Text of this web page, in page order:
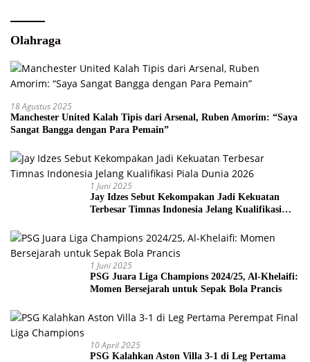
Olahraga
18 Agustus 2025
Manchester United Kalah Tipis dari Arsenal, Ruben Amorim: “Saya
Sangat Bangga dengan Para Pemain”
1 Juni 2025
Jay Idzes Sebut Kekompakan Jadi Kekuatan
Terbesar Timnas Indonesia Jelang Kualifikasi
1 Juni 2025
PSG Juara Liga Champions 2024/25, Al-Khelaifi:
Momen Bersejarah untuk Sepak Bola Prancis
10 April 2025
PSG Kalahkan Aston Villa 3-1 di Leg Pertama